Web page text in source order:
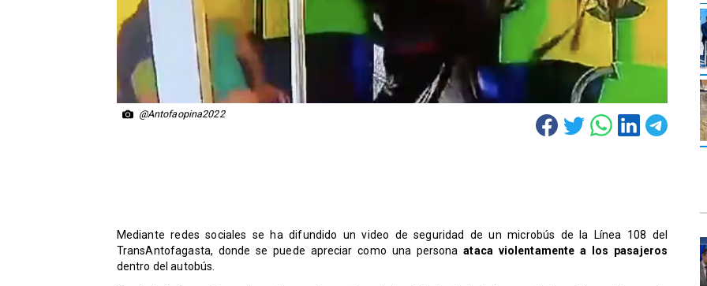
@Antofaopina2022
Mediante redes sociales se ha difundido un video de seguridad de un microbús de la Línea 108 del
TransAntofagasta, donde se puede apreciar como una persona ataca violentamente a los pasajeros
dentro del autobús.